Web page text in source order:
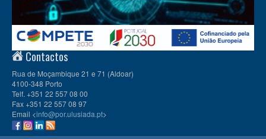
Contactos
Rua de Moçambique 21 e 71 (Aldoar)
4100-348 Porto
Telf. +351 22 557 08 00
Fax +351 22 557 08 97
Email <info@por.ulusiada.pt>